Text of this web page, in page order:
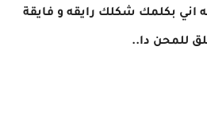
اني بكلمك شكلك رايقه و فايقة
للمحن دا..